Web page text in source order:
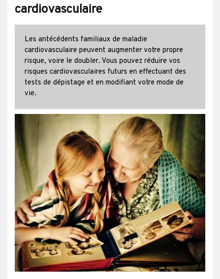
cardiovasculaire
Les antécédents familiaux de maladie
cardiovasculaire peuvent augmenter votre propre
risque, voire le doubler. Vous pouvez réduire vos
risques cardiovasculaires futurs en effectuant des
tests de dépistage et en modifiant votre mode de
vie.